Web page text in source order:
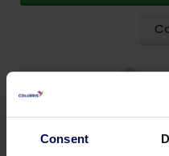
Consent